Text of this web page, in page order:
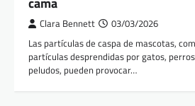
Clara Bennett 03/03/2026
Las partículas de caspa de mascotas,
partículas desprendidas por gatos,
peludos, pueden provocar…